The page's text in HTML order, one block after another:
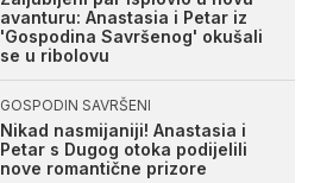
avanturu: Anastasia i Petar iz
'Gospodina Savršenog' okušali
se u ribolovu
GOSPODIN SAVRŠENI
Nikad nasmijaniji! Anastasia i
Petar s Dugog otoka podijelili
nove romantične prizore